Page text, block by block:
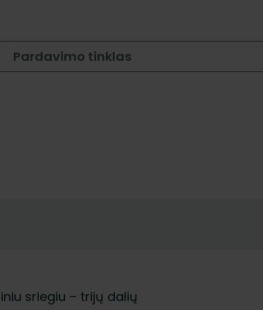
Pardavimo tinklas
sriegiu – trijų dalių